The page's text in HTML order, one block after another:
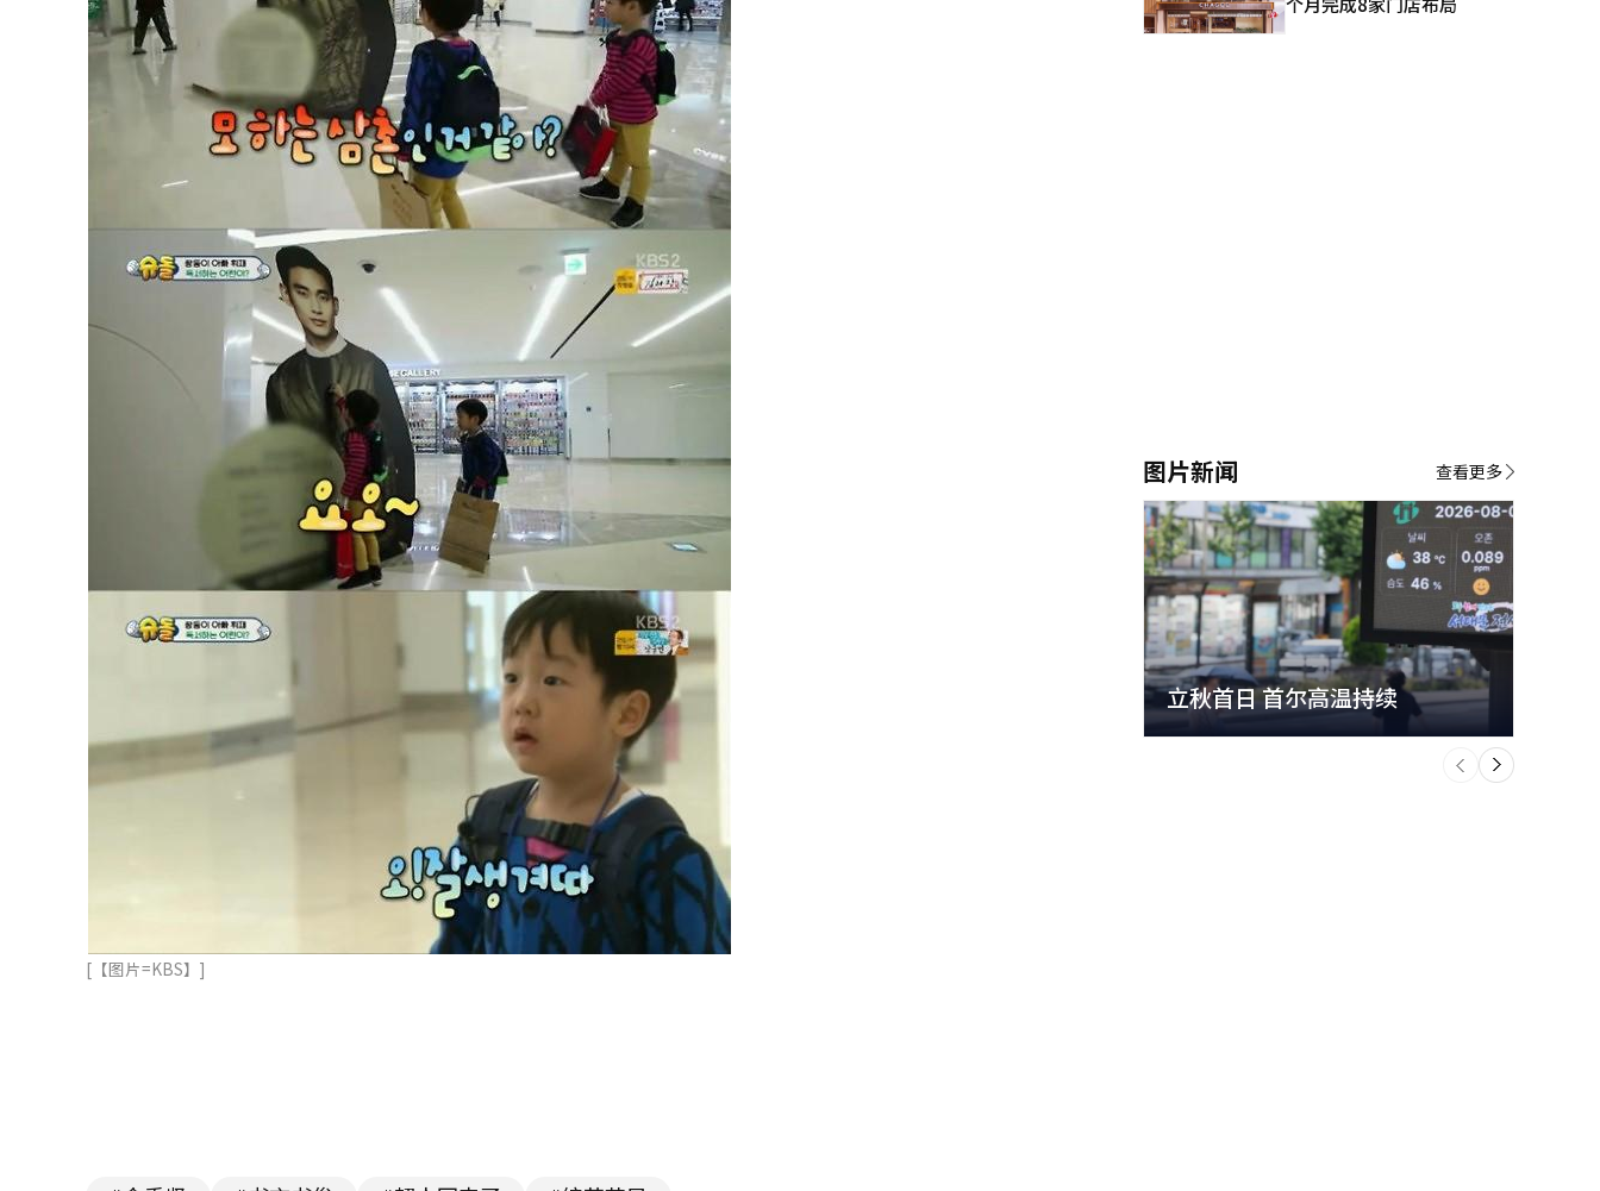
[【图片=KBS】]
图片新闻
立秋首日 首尔高温持续
下
一
个
查看更多